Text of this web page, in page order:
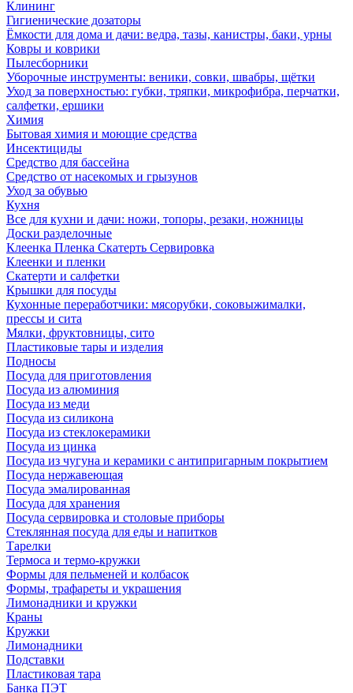
Клининг
Гигиенические дозаторы
Ёмкости для дома и дачи: ведра, тазы, канистры, баки, урны
Ковры и коврики
Пылесборники
Уборочные инструменты: веники, совки, швабры, щётки
Уход за поверхностью: губки, тряпки, микрофибра, перчатки,
салфетки, ершики
Химия
Бытовая химия и моющие средства
Инсектициды
Средство для бассейна
Средство от насекомых и грызунов
Уход за обувью
Кухня
Все для кухни и дачи: ножи, топоры, резаки, ножницы
Доски разделочные
Клеенка Пленка Скатерть Сервировка
Клеенки и пленки
Скатерти и салфетки
Крышки для посуды
Кухонные переработчики: мясорубки, соковыжималки,
прессы и сита
Мялки, фруктовницы, сито
Пластиковые тары и изделия
Подносы
Посуда для приготовления
Посуда из алюминия
Посуда из меди
Посуда из силикона
Посуда из стеклокерамики
Посуда из цинка
Посуда из чугуна и керамики с антипригарным покрытием
Посуда нержавеющая
Посуда эмалированная
Посуда для хранения
Посуда сервировка и столовые приборы
Стеклянная посуда для еды и напитков
Тарелки
Термоса и термо-кружки
Формы для пельменей и колбасок
Формы, трафареты и украшения
Лимонадники и кружки
Краны
Кружки
Лимонадники
Подставки
Пластиковая тара
Банка ПЭТ